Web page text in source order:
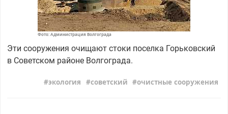
Фото: Администрация Волгограда
Эти сооружения очищают стоки поселка Горьковский
в Советском районе Волгограда.
экология советский очистные сооружения